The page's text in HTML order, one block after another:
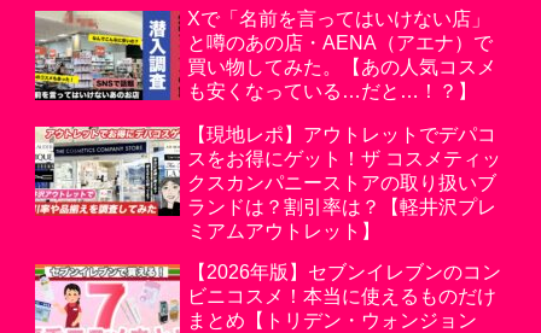
Xで「名前を言ってはいけない店」
と噂のあの店・AENA（アエナ）で
買い物してみた。【あの人気コスメ
も安くなっている…だと…！？】
【現地レポ】アウトレットでデパコ
スをお得にゲット！ザ コスメティッ
クスカンパニーストアの取り扱いブ
ランドは？割引率は？【軽井沢プレ
ミアムアウトレット】
【2026年版】セブンイレブンのコン
ビニコスメ！本当に使えるものだけ
まとめ【トリデン・ウォンジョン